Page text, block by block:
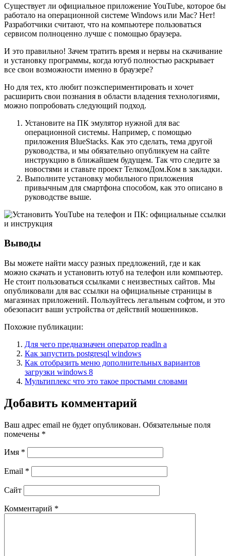
Существует ли официальное приложение YouTube, которое бы
работало на операционной системе Windows или Mac? Нет!
Разработчики считают, что на компьютере пользоваться
сервисом полноценно лучше с помощью браузера.
И это правильно! Зачем тратить время и нервы на скачивание
и установку программы, когда ютуб полностью раскрывает
все свои возможности именно в браузере?
Но для тех, кто любит поэкспериментировать и хочет
расширить свои познания в области владения технологиями,
можно попробовать следующий подход.
Установите на ПК эмулятор нужной для вас
операционной системы. Например, с помощью
приложения BlueStacks. Как это сделать, тема другой
руководства, и мы обязательно опубликуем на сайте
инструкцию в ближайшем будущем. Так что следите за
новостями и ставьте проект ТелкомДом.Ком в закладки.
Выполните установку мобильного приложения
привычным для смартфона способом, как это описано в
руководстве выше.
Выводы
Вы можете найти массу разных предложений, где и как
можно скачать и установить ютуб на телефон или компьютер.
Не стоит пользоваться ссылками с неизвестных сайтов. Мы
опубликовали для вас ссылки на официальные страницы в
магазинах приложений. Пользуйтесь легальным софтом, и это
обезопасит ваши устройства от действий мошенников.
Похожие публикации:
Для чего предназначен оператор readln a
Как запустить postgresql windows
Как отобразить меню дополнительных вариантов
загрузки windows 8
Мультиплекс что это такое простыми словами
Добавить комментарий
Ваш адрес email не будет опубликован. Обязательные поля
помечены *
Имя *
Email *
Сайт
Комментарий *